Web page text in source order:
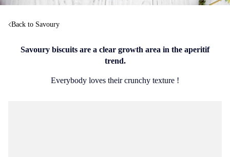
Back to Savoury
Savoury biscuits are a clear growth area in the aperitif
trend.
Everybody loves their crunchy texture !